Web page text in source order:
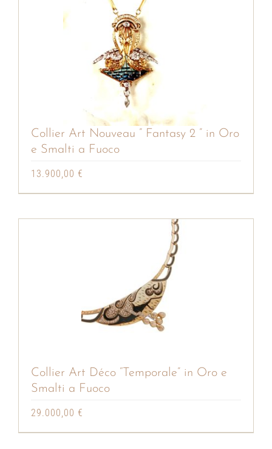
Collier Art Nouveau ” Fantasy 2 ” in Oro
e Smalti a Fuoco
13.900,00 €
Collier Art Déco “Temporale” in Oro e
Smalti a Fuoco
29.000,00 €